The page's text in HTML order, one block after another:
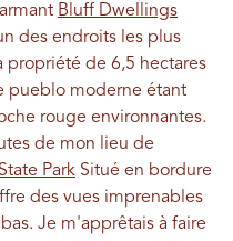
Bluff Dwellings
des endroits les plus
propriété de 6,5 hectares
pueblo moderne étant
rouge environnantes.
de mon lieu de
Park Situé en bordure
des vues imprenables
Je m'apprêtais à faire